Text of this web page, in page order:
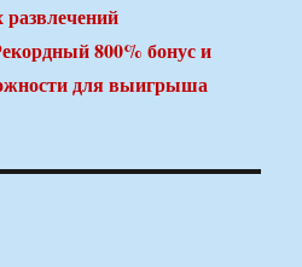
развлечений
800% бонус и
для выигрыша